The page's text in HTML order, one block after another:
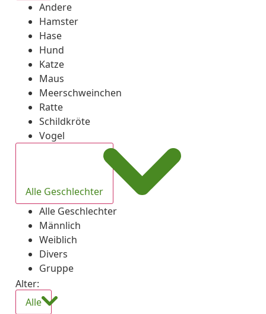
Andere
Hamster
Hase
Hund
Katze
Maus
Meerschweinchen
Ratte
Schildkröte
Vogel
Alle Geschlechter
Alle Geschlechter
Männlich
Weiblich
Divers
Gruppe
Alter:
Alle